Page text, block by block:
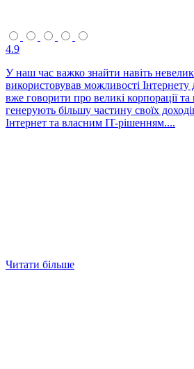
4.9
У наш час важко знайти навіть
використовував можливості
вже говорити про великі корпорації та
генерують більшу частину своїх
Інтернет та власним IT-рішенням....
Читати більше